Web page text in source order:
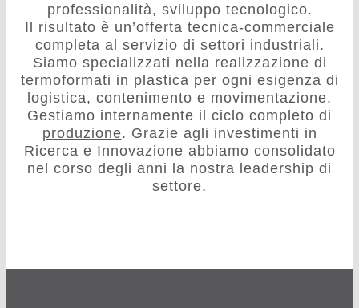
professionalità, sviluppo tecnologico.
Il risultato è un’offerta tecnica-commerciale
completa al servizio di settori industriali.
Siamo specializzati nella realizzazione di
termoformati in plastica per ogni esigenza di
logistica, contenimento e movimentazione.
Gestiamo internamente il ciclo completo di
produzione. Grazie agli investimenti in
Ricerca e Innovazione abbiamo consolidato
nel corso degli anni la nostra leadership di
settore.